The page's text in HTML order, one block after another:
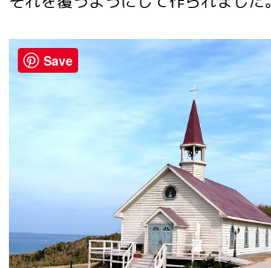
Save